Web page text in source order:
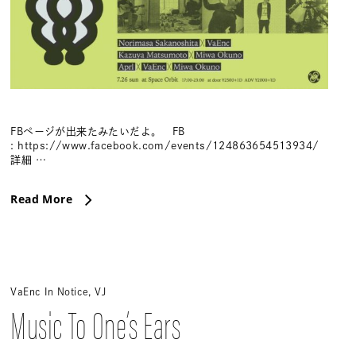
FBページが出来たみたいだよ。 FB
: https://www.facebook.com/events/124863654513934/
詳細 …
Read More
VaEnc In Notice ,VJ
Music To One’s Ears